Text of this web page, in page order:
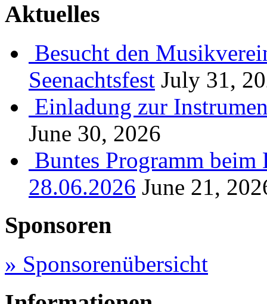
Aktuelles
Besucht den
Seenachtsfest July 31,
Einladung zur
June 30, 2026
Buntes Programm
28.06.2026 June 21,
Sponsoren
» Sponsorenübersicht